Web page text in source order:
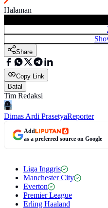
Halaman
Share
Copy Link
Batal
Tim Redaksi
Dimas Ardi PrasetyaReporter
Add
as a preferred source on Google
Liga Inggris
Manchester City
Everton
Premier League
Erling Haaland